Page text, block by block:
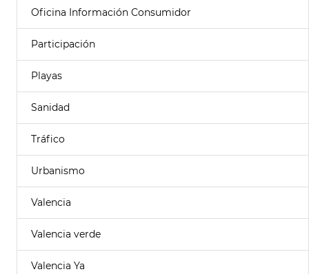
Oficina Información Consumidor
Participación
Playas
Sanidad
Tráfico
Urbanismo
Valencia
Valencia verde
Valencia Ya